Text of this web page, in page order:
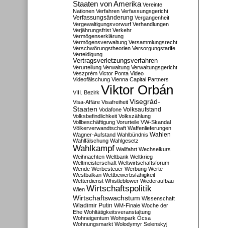
Staaten von Amerika Vereinte
Nationen Verfahren Verfassungsgericht
Verfassungsänderung Vergangenheit
Vergewaltigungsvorwurf Verhandlungen
Verjährungsfrist Verkehr
Vermögenserklärung
Vermögensverwaltung Versammlungsrecht
Verschwörungstheorien Versorgungstarife
Verteidigung
Vertragsverletzungsverfahren
Verurteilung Verwaltung Verwaltungsgericht
Veszprém Victor Ponta Video
Videofälschung Vienna Capital Partners
VIII. Bezirk Viktor Orbán
Visa-Affäre Visafreiheit Visegrád-
Staaten Vodafone Volksaufstand
Volksbefindlichkeit Volkszählung
Vollbeschäftigung Vorurteile VW-Skandal
Völkerverwandtschaft Waffenlieferungen
Wagner-Aufstand Wahlbündnis Wahlen
Wahlfälschung Wahlgesetz
Wahlkampf Wallfahrt Wechselkurs
Weihnachten Weltbank Weltkrieg
Weltmeisterschaft Weltwirtschaftsforum
Wende Werbesteuer Werbung Werte
Westbalkan Wettbewerbsfähigkeit
Wetterdienst Whistleblower Wiederaufbau
Wien Wirtschaftspolitik
Wirtschaftswachstum Wissenschaft
Wladimir Putin WM-Finale Woche der
Ehe Wohltätigkeitsveranstaltung
Wohneigentum Wohnpark Ócsa
Wohnungsmarkt Wolodymyr Selenskyj